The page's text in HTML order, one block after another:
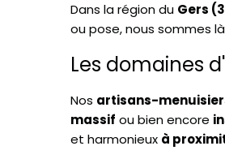
Dans la région du Gers
ou pose, nous sommes
Les domaines
Nos artisans-
massif ou bien encore
et harmonieux à